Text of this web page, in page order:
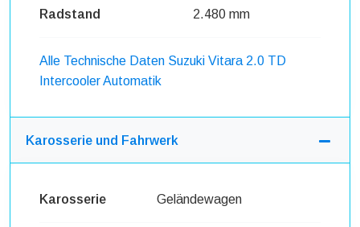
Radstand 2.480 mm
Alle Technische Daten Suzuki Vitara 2.0 TD
Intercooler Automatik
Karosserie und Fahrwerk
Karosserie Geländewagen